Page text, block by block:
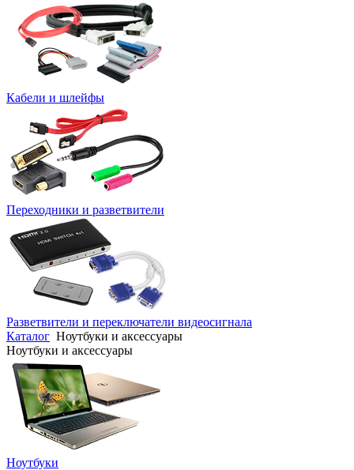
Кабели и шлейфы
Переходники и разветвители
Разветвители и переключатели видеосигнала
Каталог Ноутбуки и аксессуары
Ноутбуки и аксессуары
Ноутбуки